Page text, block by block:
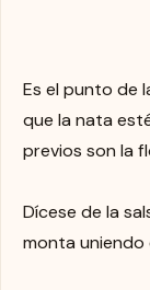
Es el punto de
que la nata
previos son la
Dícese de la
monta uniendo